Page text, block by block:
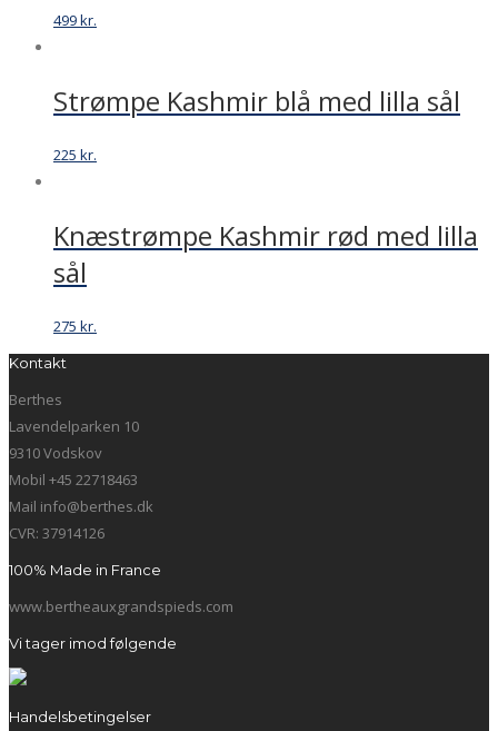
499kr.
Strømpe Kashmir blå med lilla sål
225 kr.
Knæstrømpe Kashmir rød med lilla
sål
275 kr.
Kontakt
Berthes
Lavendelparken 10
9310 Vodskov
Mobil +45 22718463
Mail info@berthes.dk
CVR: 37914126
100% Made in France
www.bertheauxgrandspieds.com
Vi tager imod følgende
Handelsbetingelser